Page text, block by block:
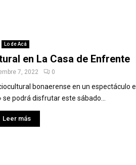
Lo de Acá
en La Casa de Enfrente
7, 2022 0
bonaerense en un espectáculo el
podrá disfrutar este sábado...
Leer más